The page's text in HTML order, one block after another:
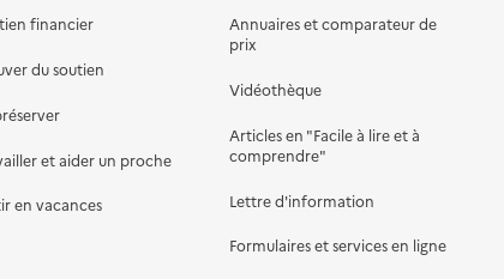
financier
du soutien
et aider un proche
en vacances
Annuaires et comparateur de
prix
Vidéothèque
Articles en "Facile à lire et à
comprendre"
Lettre d'information
Formulaires et services en ligne